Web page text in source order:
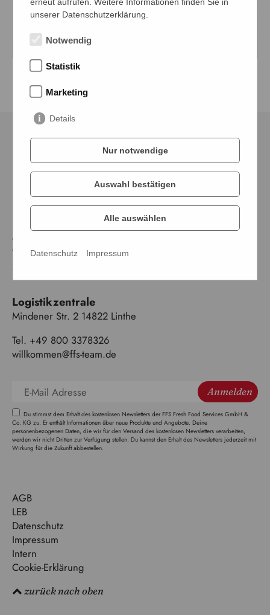
FFS Fresh Food Services
GmbH & Co. KG
Wasserstraße 223
44799 Bochum
Logistikzentrale
Mindener Str. 2 14822 Linthe
Tel. +49 800 3378326
willkommen@ffs-team.de
Anmelden
Du stimmst dem Erhalt des kostenlosen Newsletters der FFS Fresh Food Services GmbH &
Co. KG zu. Er enthält Informationen über neue Produkte und Angebote. Deine
personenbezogenen Daten, die wir für den Versand des kostenlosen Newsletters verarbeiten,
werden wir nicht Dritten zur Verfügung stellen. Du kannst den Erhalt des Newsletters jederzeit mit
Wirkung für die Zukunft abbestellen.
AGB
LEB
Datenschutz
Impressum
Intern
Cookie-Erklärung
zurück nach oben
unserer Datenschutzerklärung.
Notwendig
Statistik
Marketing
Details
Nur notwendige
Auswahl bestätigen
Alle auswählen
Datenschutz Impressum